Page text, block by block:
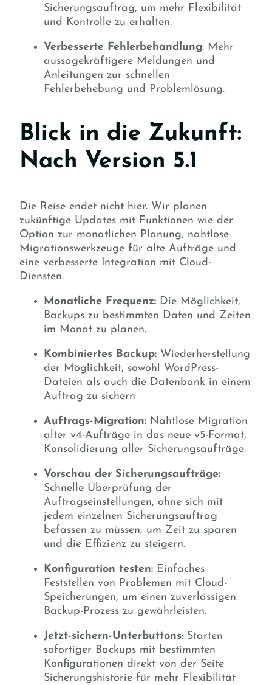
Sicherungsauftrag, um mehr Flexibilität
und Kontrolle zu erhalten.
Verbesserte Fehlerbehandlung: Mehr
aussagekräftigere Meldungen und
Anleitungen zur schnellen
Fehlerbehebung und Problemlösung.
Blick in die Zukunft:
Nach Version 5.1
Die Reise endet nicht hier. Wir planen
zukünftige Updates mit Funktionen wie der
Option zur monatlichen Planung, nahtlose
Migrationswerkzeuge für alte Aufträge und
eine verbesserte Integration mit Cloud-
Diensten.
Monatliche Frequenz: Die Möglichkeit,
Backups zu bestimmten Daten und Zeiten
im Monat zu planen.
Kombiniertes Backup: Wiederherstellung
der Möglichkeit, sowohl WordPress-
Dateien als auch die Datenbank in einem
Auftrag zu sichern
Auftrags-Migration: Nahtlose Migration
alter v4-Aufträge in das neue v5-Format,
Konsolidierung aller Sicherungsaufträge.
Vorschau der Sicherungsaufträge:
Schnelle Überprüfung der
Auftragseinstellungen, ohne sich mit
jedem einzelnen Sicherungsauftrag
befassen zu müssen, um Zeit zu sparen
und die Effizienz zu steigern.
Konfiguration testen: Einfaches
Feststellen von Problemen mit Cloud-
Speicherungen, um einen zuverlässigen
Backup-Prozess zu gewährleisten.
Jetzt-sichern-Unterbuttons: Starten
sofortiger Backups mit bestimmten
Konfigurationen direkt von der Seite
Sicherungshistorie für mehr Flexibilität